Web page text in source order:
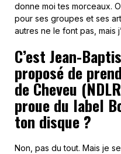
donne moi tes morceaux.
pour ses groupes et ses
autres ne le font pas, mais
C’est Jean-
proposé de
de Cheveu
proue du label
ton disque ?
Non, pas du tout. Mais je